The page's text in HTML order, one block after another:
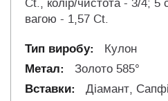
Ct., колір/чистота - 3/4; 5
вагою - 1,57 Ct.
Кулон
Золото 585°
Діамант,